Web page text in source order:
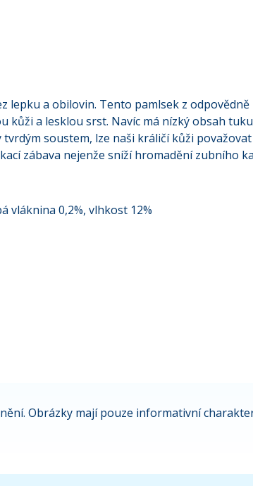
lepku a obilovin. Tento pamlsek z
a lesklou srst. Navíc má nízký obsah
soustem, lze naši králičí kůži
zábava nejenže sníží hromadění zubního
vláknina 0,2%, vlhkost 12%
Obrázky mají pouze informativní